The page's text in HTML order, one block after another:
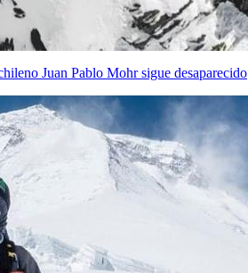
Juan Pablo Mohr sigue desaparecido